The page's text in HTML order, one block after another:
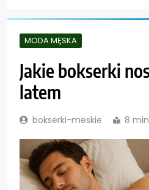
MODA MĘSKA
Jakie bokserki
latem
bokserki-meskie 8